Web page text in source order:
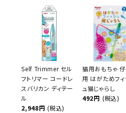
Self Trimmer セル
フトリマー コードレ
スバリカン ディテー
ル
2,948円 (税込)
猫用おもちゃ
用 はがためフィ
ュ猫じゃらし
492円 (税込)